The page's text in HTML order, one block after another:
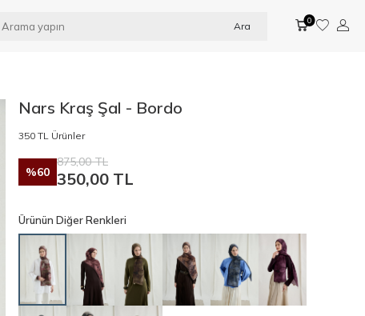
Ara 0
Nars Kraş Şal - Bordo
350 TL Ürünler
%60
875,00TL
350,00 TL
Ürünün Diğer Renkleri